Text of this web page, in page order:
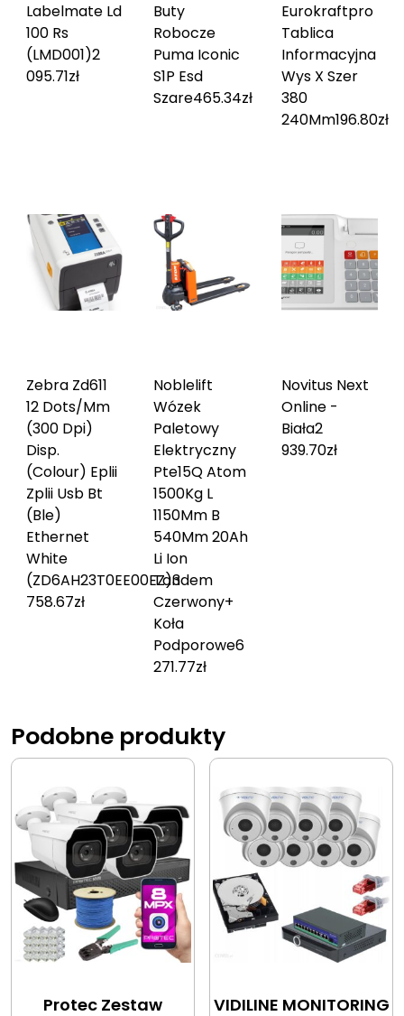
Labelmate Ld
100 Rs
(LMD001)2
095.71zł
Buty
Robocze
Puma Iconic
S1P Esd
Szare465.34zł
Eurokraftpro
Tablica
Informacyjna
Wys X Szer
380
240Mm196.80zł
Zebra Zd611
12 Dots/Mm
(300 Dpi)
Disp.
(Colour) Eplii
Zplii Usb Bt
(Ble)
Ethernet
White
(ZD6AH23T0EE00EZ)3
758.67zł
Noblelift
Wózek
Paletowy
Elektryczny
Pte15Q Atom
1500Kg L
1150Mm B
540Mm 20Ah
Li Ion
Tandem
Czerwony+
Koła
Podporowe6
271.77zł
Novitus Next
Online -
Biała2
939.70zł
Podobne produkty
Protec Zestaw
VIDILINE MONITORING